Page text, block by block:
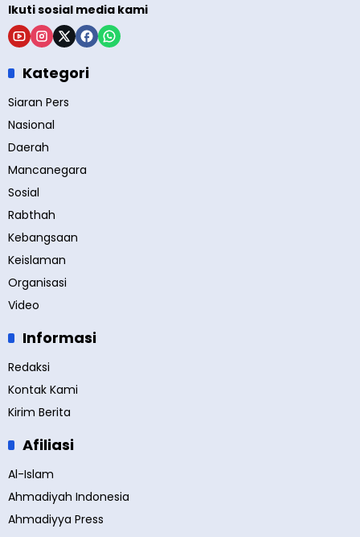
Ikuti sosial media kami
Kategori
Siaran Pers
Nasional
Daerah
Mancanegara
Sosial
Rabthah
Kebangsaan
Keislaman
Organisasi
Video
Informasi
Redaksi
Kontak Kami
Kirim Berita
Afiliasi
Al-Islam
Ahmadiyah Indonesia
Ahmadiyya Press